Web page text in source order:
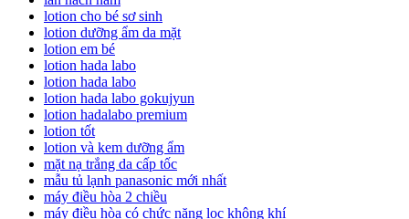
lotion cho bé sơ sinh
lotion dưỡng ẩm da mặt
lotion em bé
lotion hada labo
lotion hada labo
lotion hada labo gokujyun
lotion hadalabo premium
lotion tốt
lotion và kem dưỡng ẩm
mặt nạ trắng da cấp tốc
mẫu tủ lạnh panasonic mới nhất
máy điều hòa 2 chiều
máy điều hòa có chức năng lọc không khí